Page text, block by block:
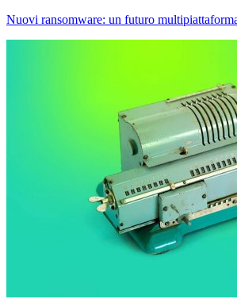
Nuovi ransomware: un futuro